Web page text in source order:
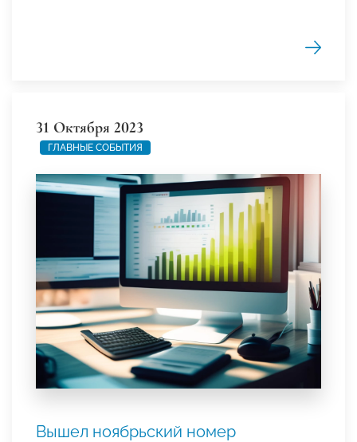
31 Октября 2023
ГЛАВНЫЕ СОБЫТИЯ
Вышел ноябрьский номер